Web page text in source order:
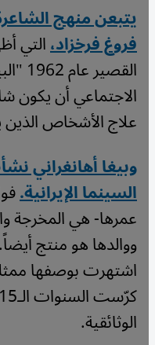
يتبعن منهج
فروغ فرخزاد،التي
الاجتماعي أن يكون
علاج الأشخاص
وبيغا أهانغراني
السينما الإيرانية.
عمرها- هي المخرجة
ووالدها هو منتج
اشتهرت بوصفها
الوثائقية.